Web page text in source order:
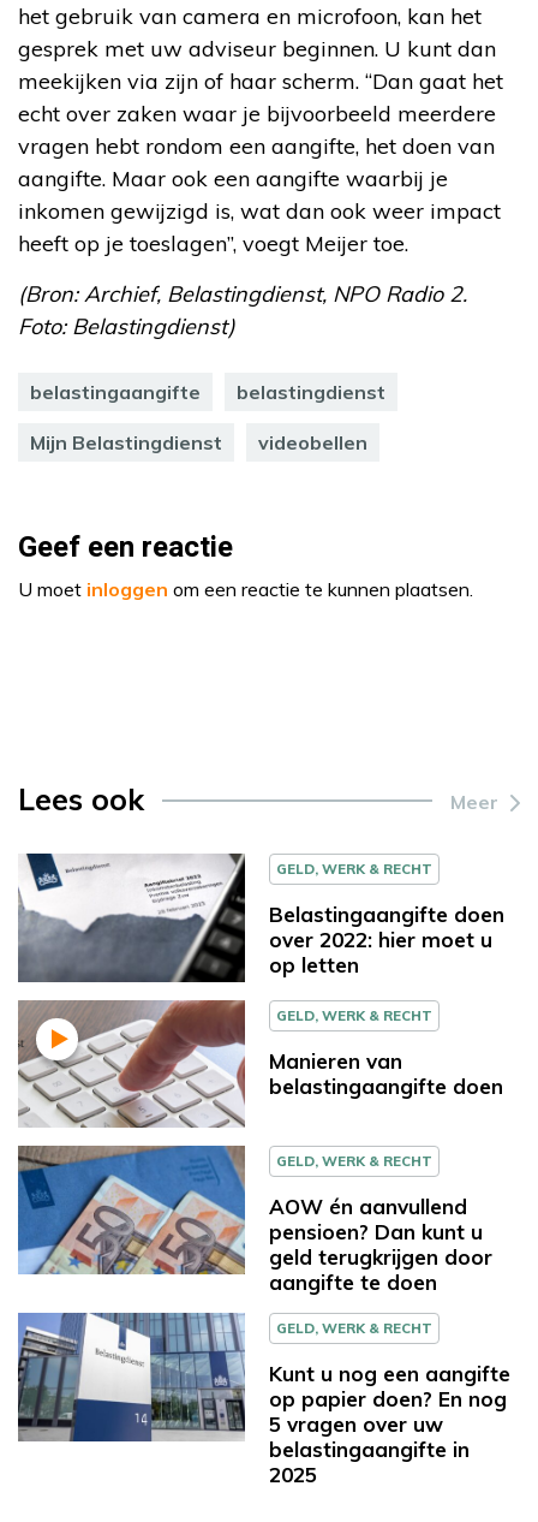
het gebruik van camera en microfoon, kan het
gesprek met uw adviseur beginnen. U kunt dan
meekijken via zijn of haar scherm. “Dan gaat het
echt over zaken waar je bijvoorbeeld meerdere
vragen hebt rondom een aangifte, het doen van
aangifte. Maar ook een aangifte waarbij je
inkomen gewijzigd is, wat dan ook weer impact
heeft op je toeslagen”, voegt Meijer toe.
(Bron: Archief, Belastingdienst, NPO Radio 2.
Foto: Belastingdienst)
belastingaangifte belastingdienst
Mijn Belastingdienst videobellen
Geef een reactie
U moet inloggen om een reactie te kunnen plaatsen.
Lees ook Meer
GELD, WERK & RECHT
Belastingaangifte doen
over 2022: hier moet u
op letten
GELD, WERK & RECHT
Manieren van
belastingaangifte doen
GELD, WERK & RECHT
AOW én aanvullend
pensioen? Dan kunt u
geld terugkrijgen door
aangifte te doen
GELD, WERK & RECHT
Kunt u nog een aangifte
op papier doen? En nog
5 vragen over uw
belastingaangifte in
2025